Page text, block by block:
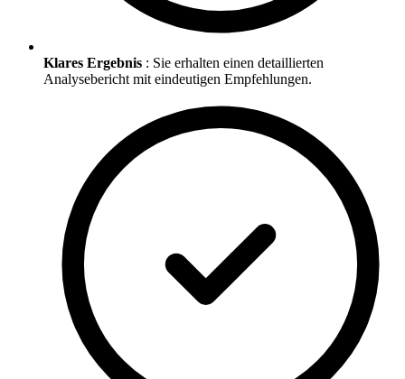
Klares Ergebnis : Sie erhalten einen detaillierten
Analysebericht mit eindeutigen Empfehlungen.